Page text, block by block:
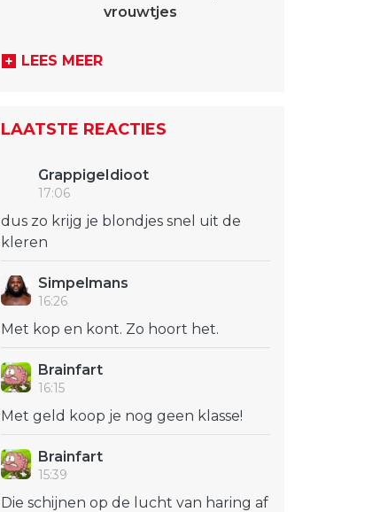
vrouwtjes
LEES MEER
LAATSTE REACTIES
GrappigeIdioot
17:06
dus zo krijg je blondjes snel uit de
kleren
Simpelmans
16:26
Met kop en kont. Zo hoort het.
Brainfart
16:15
Met geld koop je nog geen klasse!
Brainfart
15:39
Die schijnen op de lucht van haring af